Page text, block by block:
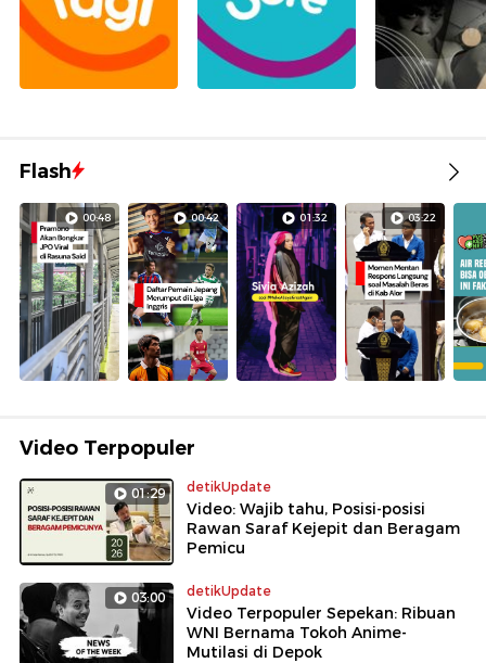
Flash
00:48 00:42 01:32 03:22
Video Terpopuler
01:29 detikUpdate
Video: Wajib tahu, Posisi-posisi
Rawan Saraf Kejepit dan Beragam
Pemicu
03:00 detikUpdate
Video Terpopuler Sepekan: Ribuan
WNI Bernama Tokoh Anime-
Mutilasi di Depok